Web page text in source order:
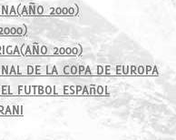
2000)
2000)
DE LA COPA DE EUROPA
FUTBOL ESPAñOL